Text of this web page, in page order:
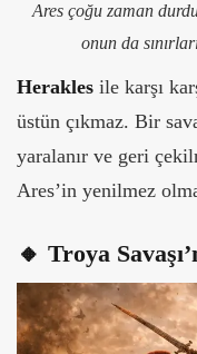
Ares çoğu zaman
onun da
Herakles ile karşı
üstün çıkmaz. Bir
yaralanır ve geri
Ares’in yenilmez
🔸 Troya